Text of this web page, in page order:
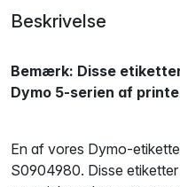
Beskrivelse
Bemærk: Disse
Dymo 5-serien af
En af vores Dymo-
S0904980. Disse